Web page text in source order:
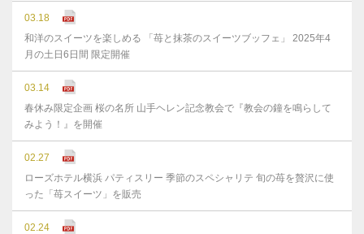
03.18
和洋のスイーツを楽しめる 「苺と抹茶のスイーツブッフェ」 2025年4
月の土日6日間 限定開催
03.14
春休み限定企画 桜の名所 山手ヘレン記念教会で『教会の鐘を鳴らして
みよう！』を開催
02.27
ローズホテル横浜 パティスリー 季節のスペシャリテ 旬の苺を贅沢に使
った「苺スイーツ」を販売
02.24